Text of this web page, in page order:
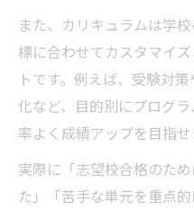
また、カリキュラムは学
標に合わせてカスタマイ
トです。例えば、受験対
化など、目的別にプログ
率よく成績アップを目指せ
実際に「志望校合格のた
た」「苦手な単元を重点